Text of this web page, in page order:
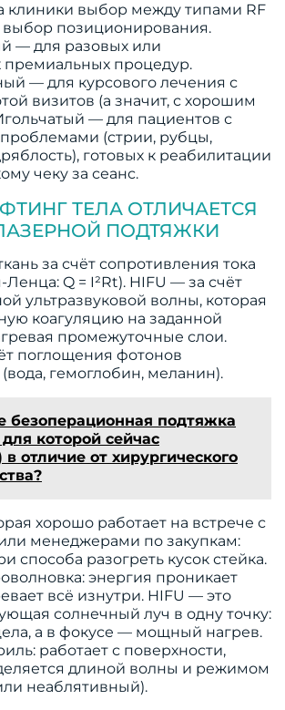
клиники выбор между типами RF
выбор позиционирования.
— для разовых или
премиальных процедур.
— для курсового лечения с
визитов (а значит, с хорошим
— для пациентов с
(стрии, рубцы,
готовых к реабилитации
чеку за сеанс.
ТЕЛА ОТЛИЧАЕТСЯ
ПОДТЯЖКИ
за счёт сопротивления тока
Q = I²Rt). HIFU — за счёт
ультразвуковой волны, которая
коагуляцию на заданной
промежуточные слои.
поглощения фотонов
гемоглобин, меланин).
безоперационная подтяжка
которой сейчас
отличие от хирургического
хорошо работает на встрече с
менеджерами по закупкам:
способа разогреть кусок стейка.
энергия проникает
всё изнутри. HIFU — это
солнечный луч в одну точку:
а в фокусе — мощный нагрев.
работает с поверхности,
длиной волны и режимом
неаблятивный).